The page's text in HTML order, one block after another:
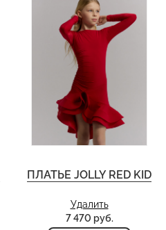
ПЛАТЬЕ JOLLY RED KID
Удалить
7 470 руб.